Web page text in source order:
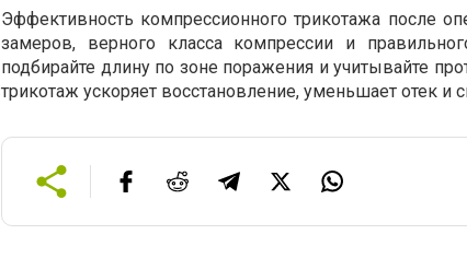
Эффективность компрессионного трикотажа после
замеров, верного класса компрессии и
подбирайте длину по зоне поражения и учитывайте
трикотаж ускоряет восстановление, уменьшает отек и